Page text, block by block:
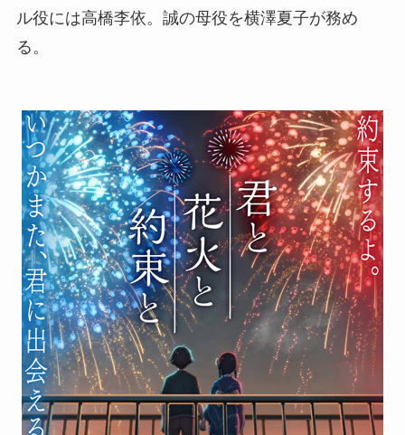
ル役には高橋李依。誠の母役を横澤夏子が務め
る。